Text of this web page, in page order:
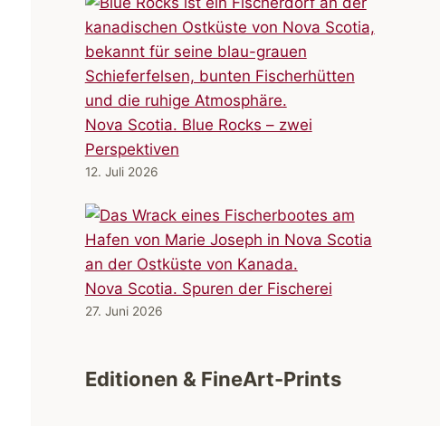
Nova Scotia. Blue Rocks – zwei
Perspektiven
12. Juli 2026
Nova Scotia. Spuren der Fischerei
27. Juni 2026
Editionen & FineArt-Prints